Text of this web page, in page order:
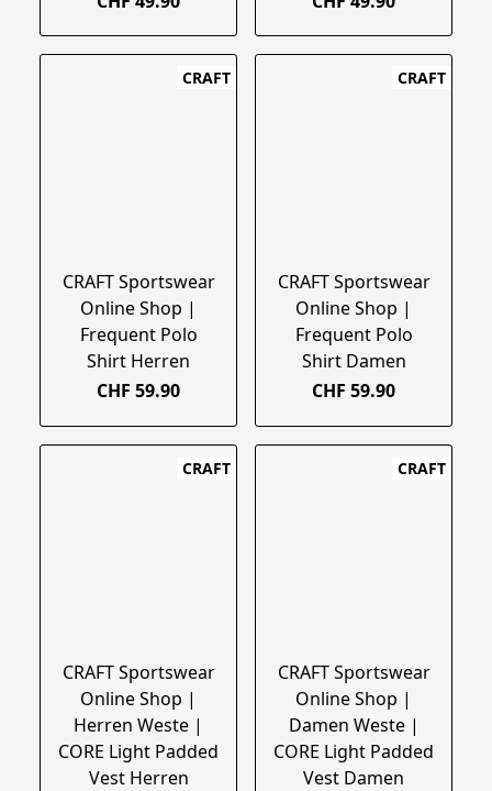
CRAFT
CRAFT Sportswear
Online Shop |
Frequent Polo
Shirt Herren
CHF 59.90
CRAFT
CRAFT Sportswear
Online Shop |
Frequent Polo
Shirt Damen
CHF 59.90
CRAFT
CRAFT Sportswear
Online Shop |
Herren Weste |
CORE Light Padded
Vest Herren
CRAFT
CRAFT Sportswear
Online Shop |
Damen Weste |
CORE Light Padded
Vest Damen